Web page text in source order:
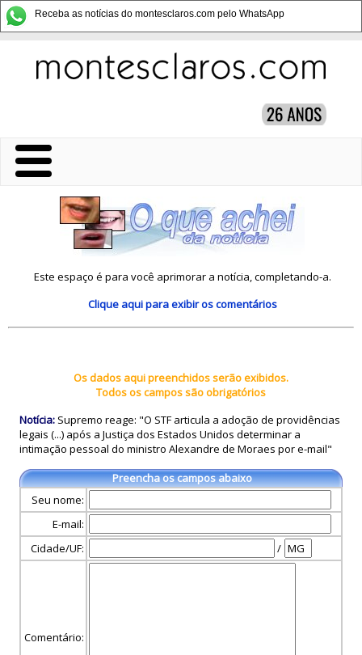
Receba as notícias do montesclaros.com pelo WhatsApp
Este espaço é para você aprimorar a notícia, completando-a.
Clique aquipara exibir os comentários
Os dados aqui preenchidos serão exibidos.
Todos os campos são obrigatórios
Notícia: Supremo reage: "O STF articula a adoção de providências
legais (...) após a Justiça dos Estados Unidos determinar a
intimação pessoal do ministro Alexandre de Moraes por e-mail"
Preencha os campos abaixo
Seu nome:
E-mail:
Cidade/UF:
/
Comentário: